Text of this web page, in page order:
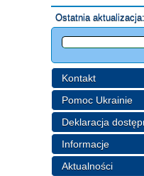
Ostatnia
Kontakt
Pomoc Ukrainie
Deklaracja
Informacje
Aktualności